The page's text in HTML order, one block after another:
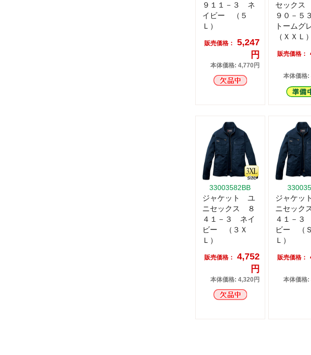
９１１－３ ネ
イビー （５
Ｌ）
販売価格：
5,247
円
本体価格: 4,770円
セックス
９０－５
トームグ
（ＸＸＬ）
販売価格：
本体価格:
33003582BB
ジャケット ユ
ニセックス ８
４１－３ ネイ
ビー （３Ｘ
Ｌ）
販売価格：
4,752
円
本体価格: 4,320円
ジャケッ
ニセック
４１－３
ビー （
Ｌ）
販売価格：
本体価格: